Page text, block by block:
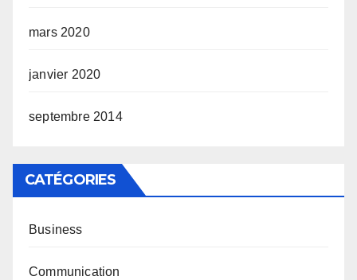
mars 2020
janvier 2020
septembre 2014
CATÉGORIES
Business
Communication